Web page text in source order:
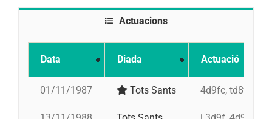
Actuacions
Data Diada Actuació
01/11/1987 Tots Sants 4d9fc, td8f, 5d7,